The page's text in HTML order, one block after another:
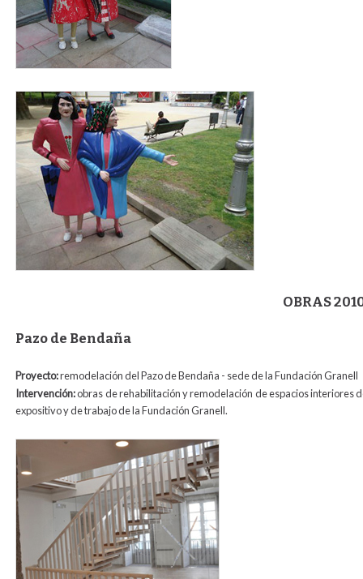
dos_marias_2011.jpg
OBRAS
Pazo de Bendaña
Proyecto:remodelación del Pazo de Bendaña - sede de la Fundación Granell
Intervención:obras de rehabilitación y remodelación de espacios interiores
expositivo y de trabajo de la Fundación Granell.
bendana1.jpg